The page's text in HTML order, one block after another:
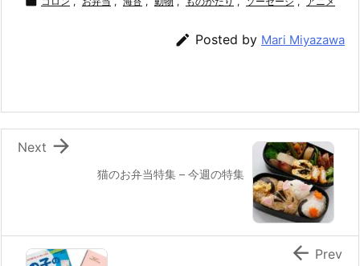
o
k
a
l
 Posted by Mari Miyazawa
猫のお弁当特集 – 今週の特集

Next
 Prev